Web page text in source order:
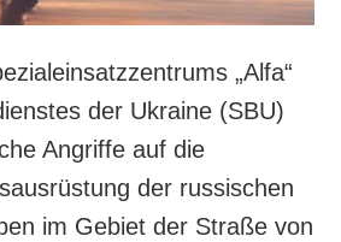
„Alfa“
der Ukraine (SBU)
Angriffe auf die
der russischen
im Gebiet der Straße von